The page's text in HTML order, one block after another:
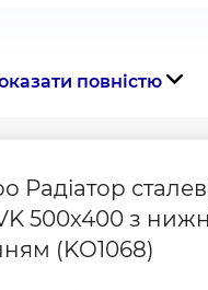
повністю
Радіатор
500x400 з
(KO1068)